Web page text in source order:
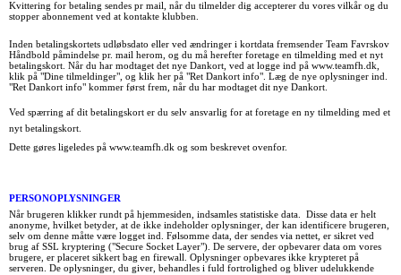
Kvittering for betaling sendes pr mail, når du tilmelder dig accepterer du vores vilkår og du
stopper abonnement ved at kontakte klubben.
Inden betalingskortets udløbsdato eller ved ændringer i kortdata fremsender Team Favrskov
Håndbold påmindelse pr. mail herom, og du må herefter foretage en tilmelding med et nyt
betalingskort. Når du har modtaget det nye Dankort, ved at logge ind på www.teamfh.dk,
klik på "Dine tilmeldinger", og klik her på "Ret Dankort info". Læg de nye oplysninger ind.
"Ret Dankort info" kommer først frem, når du har modtaget dit nye Dankort.
Ved spærring af dit betalingskort er du selv ansvarlig for at foretage en ny tilmelding med et
nyt betalingskort.
Dette gøres ligeledes på www.teamfh.dk og som beskrevet ovenfor.
PERSONOPLYSNINGER
Når brugeren klikker rundt på hjemmesiden, indsamles statistiske data. Disse data er helt
anonyme, hvilket betyder, at de ikke indeholder oplysninger, der kan identificere brugeren,
selv om denne måtte være logget ind. Følsomme data, der sendes via nettet, er sikret ved
brug af SSL kryptering ("Secure Socket Layer"). De servere, der opbevarer data om vores
brugere, er placeret sikkert bag en firewall. Oplysninger opbevares ikke krypteret på
serveren. De oplysninger, du giver, behandles i fuld fortrolighed og bliver udelukkende